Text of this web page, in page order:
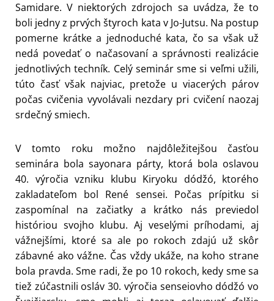
Samidare. V niektorých zdrojoch sa uvádza, že to
boli jedny z prvých štyroch kata v Jo-Jutsu. Na postup
pomerne krátke a jednoduché kata, čo sa však už
nedá povedať o načasovaní a správnosti realizácie
jednotlivých techník. Celý seminár sme si veľmi užili,
túto časť však najviac, pretože u viacerých párov
počas cvičenia vyvolávali nezdary pri cvičení naozaj
srdečný smiech.
V tomto roku možno najdôležitejšou časťou
seminára bola sayonara párty, ktorá bola oslavou
40. výročia vzniku klubu Kiryoku dódžó, ktorého
zakladateľom bol René sensei. Počas prípitku si
zaspomínal na začiatky a krátko nás previedol
históriou svojho klubu. Aj veselými príhodami, aj
vážnejšími, ktoré sa ale po rokoch zdajú už skôr
zábavné ako vážne. Čas vždy ukáže, na koho strane
bola pravda. Sme radi, že po 10 rokoch, kedy sme sa
tiež zúčastnili osláv 30. výročia senseiovho dódžó vo